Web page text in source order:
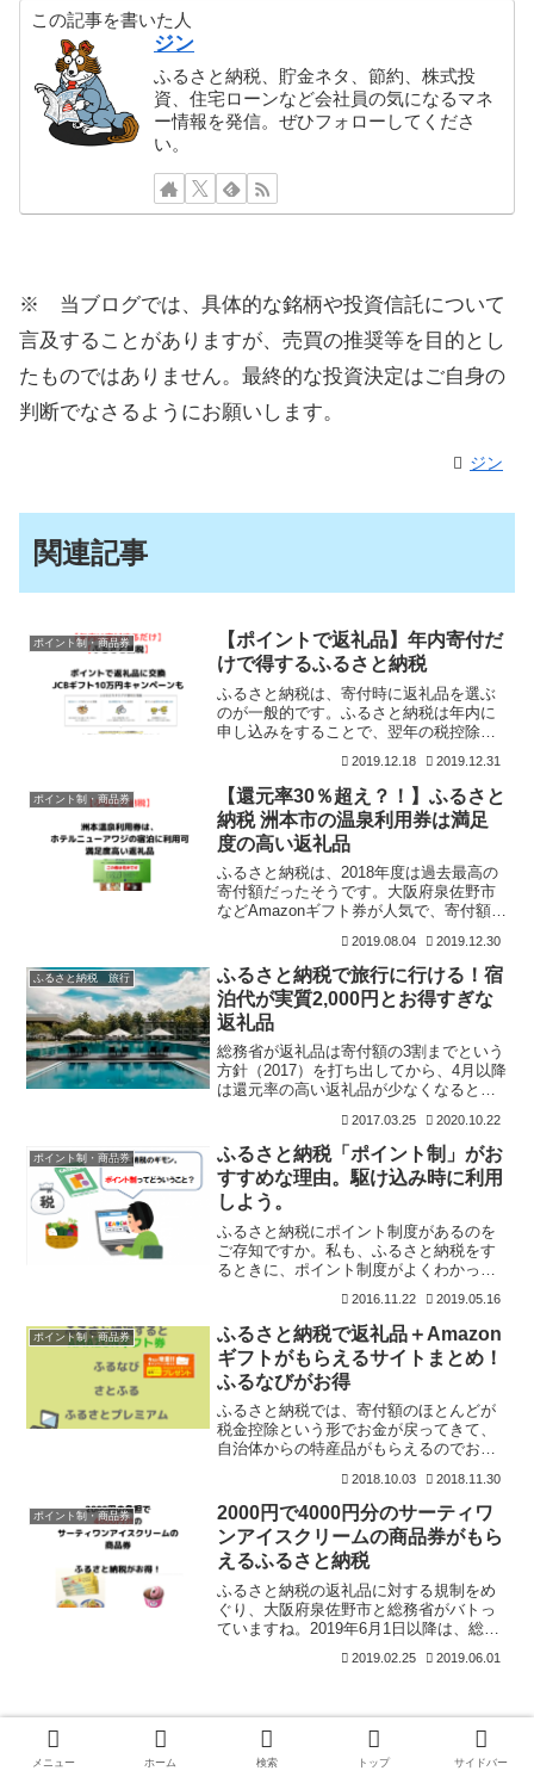
この記事を書いた人
ジン
ふるさと納税、貯金ネタ、節約、株式投
資、住宅ローンなど会社員の気になるマネ
ー情報を発信。ぜひフォローしてくださ
い。
※ 当ブログでは、具体的な銘柄や投資信託について
言及することがありますが、売買の推奨等を目的とし
たものではありません。最終的な投資決定はご自身の
判断でなさるようにお願いします。
ジン
関連記事
ポイント制・商品券
【ポイントで返礼品】年内寄付だ
けで得するふるさと納税
ふるさと納税は、寄付時に返礼品を選ぶ
のが一般的です。ふるさと納税は年内に
申し込みをすることで、翌年の税控除を
必須です。ただ、返礼品をすぐに選べな
い、欲しい返礼品が見つからないという
ときには、寄付時にポイン
2019.12.18 2019.12.31
ポイント制・商品券
【還元率30％超え？！】ふるさと
納税 洲本市の温泉利用券は満足
度の高い返礼品
ふるさと納税は、2018年度は過去最高の
寄付額だったそうです。大阪府泉佐野市
などAmazonギフト券が人気で、寄付額を
り、ふるさと納税は制度改正があり、寄
付額の30％までなどの条件が付きまし
た。条件が付いた
2019.08.04 2019.12.30
ふるさと納税 旅行
ふるさと納税で旅行に行ける！宿
泊代が実質2,000円とお得すぎな
返礼品
総務省が返礼品は寄付額の3割までという
方針（2017）を打ち出してから、4月以降
は還元率の高い返礼品が少なくなると思
省の通達は法的には縛りはないようです
が、従う自治体は増えるのじゃないかな
と思います。色々
2017.03.25 2020.10.22
ポイント制・商品券
ふるさと納税「ポイント制」がお
すすめな理由。駆け込み時に利用
しよう。
ふるさと納税にポイント制度があるのを
ご存知ですか。私も、ふるさと納税をす
るときに、ポイント制度がよくわかって
た。ふるさと納税のポイント制度が便
利！ふるぽを使ってみよう！ふるさと納
税は、自治体への寄付制度です
2016.11.22 2019.05.16
ポイント制・商品券
ふるさと納税で返礼品＋Amazon
ギフトがもらえるサイトまとめ！
ふるなびがお得
ふるさと納税では、寄付額のほとんどが
税金控除という形でお金が戻ってきて、
自治体からの特産品がもらえるのでお得
ータルサイトを利用して、自治体に寄付
することになりますが、寄付をすること
でAmazonギフト券が
2018.10.03 2018.11.30
ポイント制・商品券
2000円で4000円分のサーティワ
ンアイスクリームの商品券がもら
えるふるさと納税
ふるさと納税の返礼品に対する規制をめ
ぐり、大阪府泉佐野市と総務省がバトっ
ていますね。2019年6月1日以降は、総務
よる減税を受けられるわけです。個人的
2019.02.25 2019.06.01
区分ワンルームマンション投資はしな
メニュー ホーム 検索 トップ サイドバー